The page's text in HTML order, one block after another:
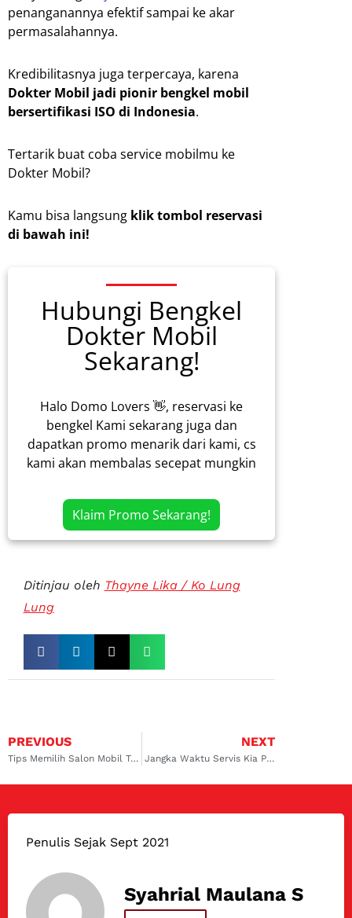
penanganannya efektif sampai ke akar
permasalahannya.
Kredibilitasnya juga terpercaya, karena
Dokter Mobil jadi pionir bengkel mobil
bersertifikasi ISO di Indonesia.
Tertarik buat coba service mobilmu ke
Dokter Mobil?
Kamu bisa langsung klik tombol reservasi
di bawah ini!
Hubungi Bengkel
Dokter Mobil
Sekarang!
Halo Domo Lovers 👋, reservasi ke
bengkel Kami sekarang juga dan
dapatkan promo menarik dari kami, cs
kami akan membalas secepat mungkin
Klaim Promo Sekarang!
Ditinjau oleh Thayne Lika / Ko Lung
Lung
PREVIOUS
Tips Memilih Salon Mobil Terbaik
NEXT
Jangka Waktu Servis Kia Picanto Bekas dan Tips Pilih Bengkel
Penulis Sejak Sept 2021
Syahrial Maulana S